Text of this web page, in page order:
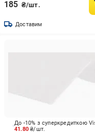
185 ₴/шт.
Доставим
41.80₴/шт.